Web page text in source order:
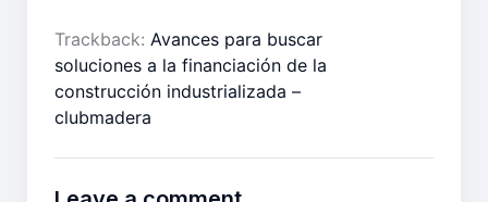
Trackback: Avances para buscar
soluciones a la financiación de la
construcción industrializada –
clubmadera